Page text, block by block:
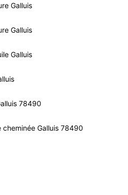
Galluis
Galluis
Galluis
78490
Galluis 78490